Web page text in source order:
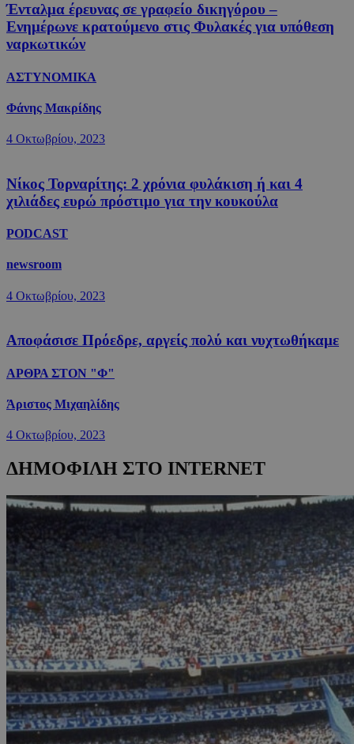
Ένταλμα έρευνας σε γραφείο δικηγόρου –
Ενημέρωνε κρατούμενο στις Φυλακές για υπόθεση
ναρκωτικών
ΑΣΤΥΝΟΜΙΚΑ
Φάνης Μακρίδης
4 Οκτωβρίου, 2023
Νίκος Τορναρίτης: 2 χρόνια φυλάκιση ή και 4
χιλιάδες ευρώ πρόστιμο για την κουκούλα
PODCAST
newsroom
4 Οκτωβρίου, 2023
Αποφάσισε Πρόεδρε, αργείς πολύ και νυχτωθήκαμε
ΑΡΘΡΑ ΣΤΟΝ "Φ"
Άριστος Μιχαηλίδης
4 Οκτωβρίου, 2023
ΔΗΜΟΦΙΛΗ ΣΤΟ INTERNET